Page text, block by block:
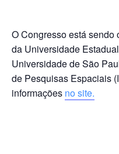
O Congresso está
da Universidade
Universidade de São
de Pesquisas Espaciais
informações no site.